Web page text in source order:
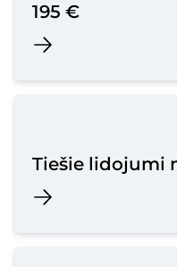
195 €
Tiešie lidojumi